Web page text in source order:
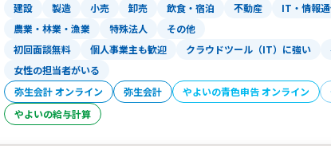
建設
製造 小売 卸売 飲食・宿泊 不動産 IT・情報
農業・林業・漁業
特殊法人
その他
初回面談無料
個人事業主も歓迎 クラウドツール（IT）に強い
女性の担当者がいる
弥生会計 オンライン
弥生会計 やよいの青色申告 オンライン
やよいの給与計算